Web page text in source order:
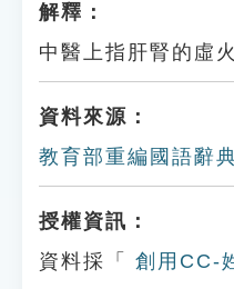
解釋：
中醫上指肝腎的虛火
資料來源：
教育部重編國語辭
授權資訊：
資料採「
創用CC-